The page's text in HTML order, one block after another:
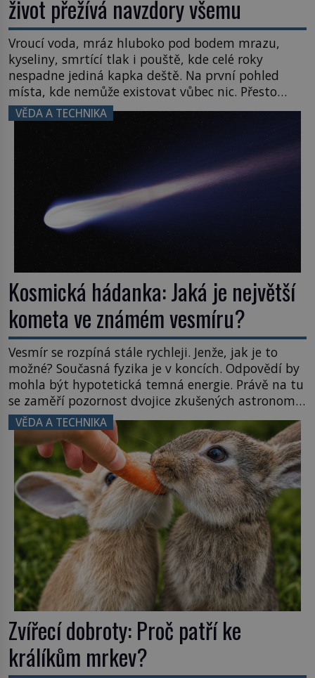
život přežívá navzdory všemu
Vroucí voda, mráz hluboko pod bodem mrazu,
kyseliny, smrtící tlak i pouště, kde celé roky
nespadne jediná kapka deště. Na první pohled
místa, kde nemůže existovat vůbec nic. Přesto
právě tady vědci objevují organismy, které
posouvají hranice života. Každý nový nález mění
napovídá, kde bychom jednou […]
VĚDA A TECHNIKA
Kosmická hádanka: Jaká je největší
kometa ve známém vesmíru?
Vesmír se rozpíná stále rychleji. Jenže, jak je to
možné? Současná fyzika je v koncích. Odpovědí by
mohla být hypotetická temná energie. Právě na tu
se zaměří pozornost dvojice zkušených astronomů.
Namísto ní ale objeví něco mnohem
hmatatelnějšího. Naprosto rekordní kometu!
Astronomové Pedro Bernardinelli a Gary Bernstein
mravenčí prací zkoumají archivní snímky v rámci
Průzkumu temné energie […]
VĚDA A TECHNIKA
Zvířecí dobroty: Proč patří ke
králíkům mrkev?